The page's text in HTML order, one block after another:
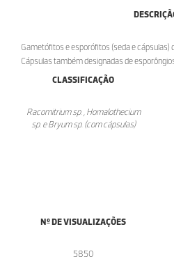
Gametófitos e esporófitos (seda e cápsulas)
Cápsulas também designadas de
CLASSIFICAÇÃO
Racomitrium sp. , Homalothecium
sp. e Bryum sp. (com cápsulas)
Nº DE VISUALIZAÇÕES
5850